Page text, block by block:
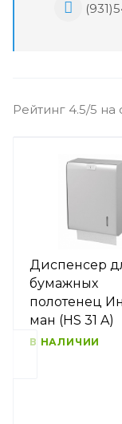
Рейтинг 4.5/5
Диспенсер
бумажных
полотенец
ман (HS 31 A)
В НАЛИЧИИ